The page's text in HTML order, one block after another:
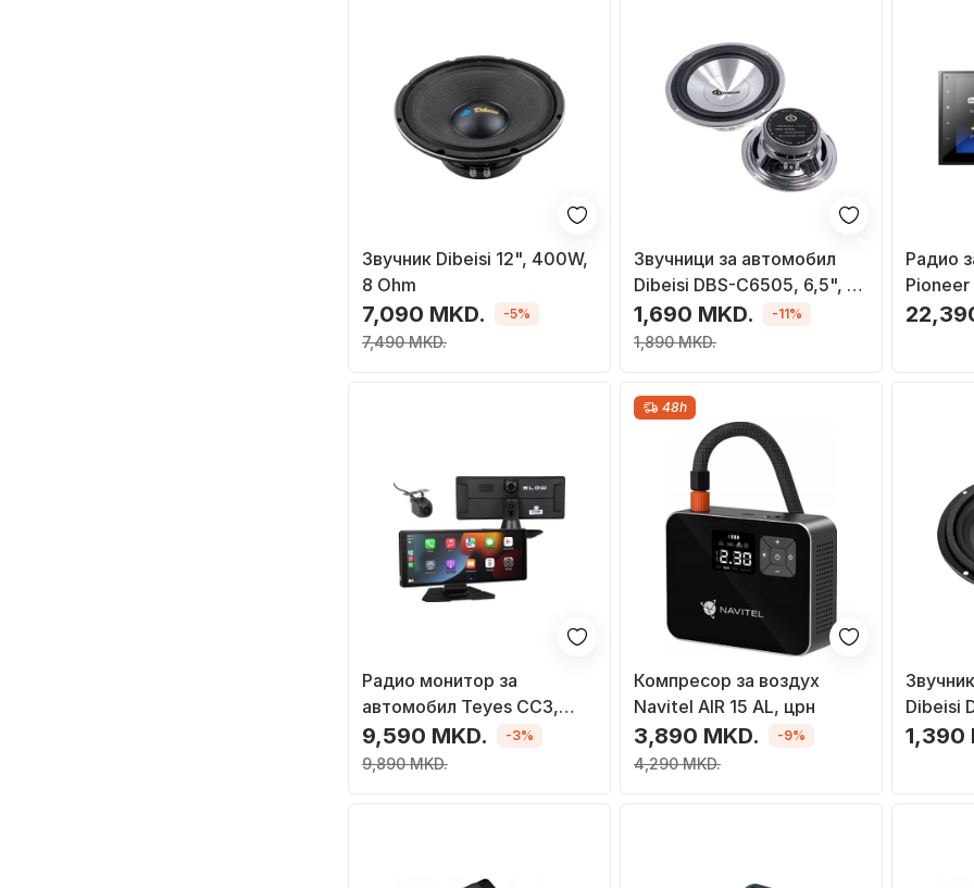
Звучник Dibeisi 12", 400W,
8 Ohm
7,090 MKD.
7,490 MKD.
-5%
Звучници за автомобил
Dibeisi DBS-C6505, 6,5", 8
Ohm
1,690 MKD.
1,890 MKD.
-11%
Радио
Pioneer
Радио монитор за
автомобил Teyes CC3,
10,26", Android Auto и
CarPlay, со камера за
9,590 MKD.
9,890 MKD.
-3%
48h
Компресор за воздух
Navitel AIR 15 AL, црн
3,890 MKD.
4,290 MKD.
-9%
Dibeisi
125W,
1,390